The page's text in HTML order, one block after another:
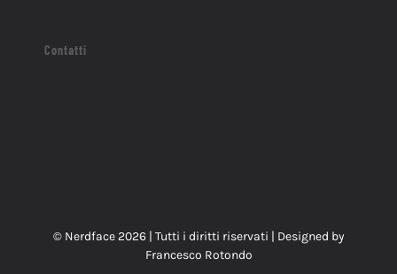
Contatti
© Nerdface 2026 | Tutti i diritti riservati | Designed by
Francesco Rotondo